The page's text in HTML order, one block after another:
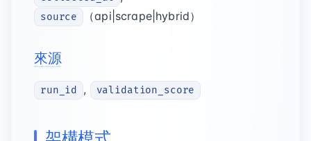
source （api|scrape|hybrid）
來源
run_id , validation_score